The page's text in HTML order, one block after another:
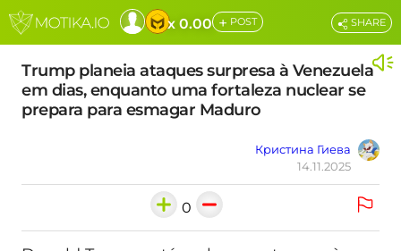
x 0.00 + POST
Trump planeia ataques surpresa à Venezuela
em dias, enquanto uma fortaleza nuclear se
prepara para esmagar Maduro
Кристина Гиева
14.11.2025
SHARE
0